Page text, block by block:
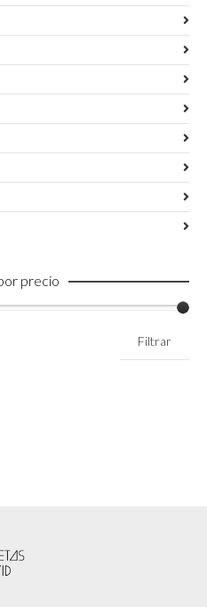
precio
Filtrar